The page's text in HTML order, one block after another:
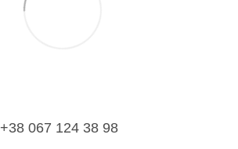
+38 067 124 38 98